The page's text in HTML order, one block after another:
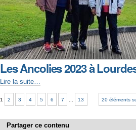
Les Ancolies 2023 à
Lire la suite…
20 éléments
1 2 3 4 5 6 7 13
Partager ce contenu